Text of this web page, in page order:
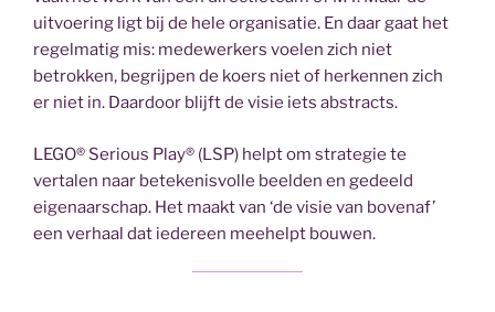
uitvoering ligt bij de hele organisatie. En daar gaat het
regelmatig mis: medewerkers voelen zich niet
betrokken, begrijpen de koers niet of herkennen zich
er niet in. Daardoor blijft de visie iets abstracts.
LEGO® Serious Play® (LSP) helpt om strategie te
vertalen naar betekenisvolle beelden en gedeeld
eigenaarschap. Het maakt van ‘de visie van bovenaf’
een verhaal dat iedereen meehelpt bouwen.